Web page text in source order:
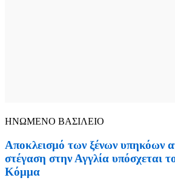
ΗΝΩΜΕΝΟ ΒΑΣΙΛΕΙΟ
Αποκλεισμό των ξένων υπηκόων
στέγαση στην Αγγλία υπόσχεται
Κόμμα